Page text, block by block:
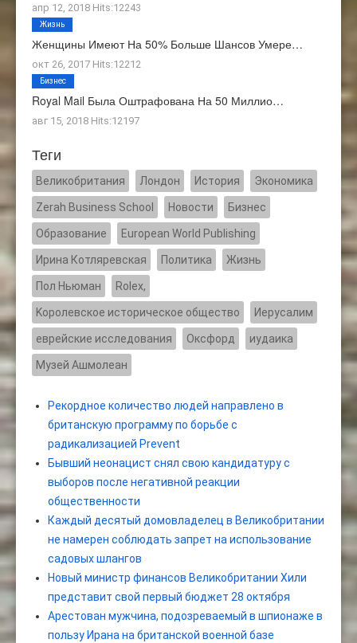
апр 12, 2018 Hits:12243
Женщины Имеют На 50% Больше Шансов Умере…
окт 26, 2017 Hits:12212
Жизнь
Royal Mail Была Оштрафована На 50 Миллио…
авг 15, 2018 Hits:12197
Бизнес
Теги
Великобритания Лондон История Экономика
Zerah Business School Новости Бизнес
Образование European World Publishing
Ирина Котляревская Политика Жизнь
Пол Ньюман Rolex,
Kоролевское историческое общество Иерусалим
еврейские исследования Оксфорд иудаика
Музей Ашмолеан
Рекордное количество людей направлено в
британскую программу по борьбе с
радикализацией Prevent
Бывший неонацист снял свою кандидатуру с
выборов после негативной реакции
общественности
Каждый десятый домовладелец в Великобритании
не намерен соблюдать запрет на использование
садовых шлангов
Новый министр финансов Великобритании Хили
представит свой первый бюджет 28 октября
Арестован мужчина, подозреваемый в шпионаже в
пользу Ирана на британской военной базе